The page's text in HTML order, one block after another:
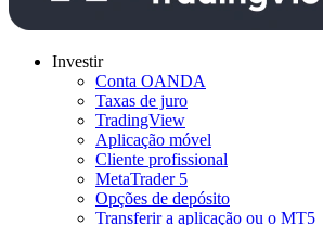
Investir
Conta OANDA
Taxas de juro
TradingView
Aplicação móvel
Cliente profissional
MetaTrader 5
Opções de depósito
Transferir a aplicação ou o MT5